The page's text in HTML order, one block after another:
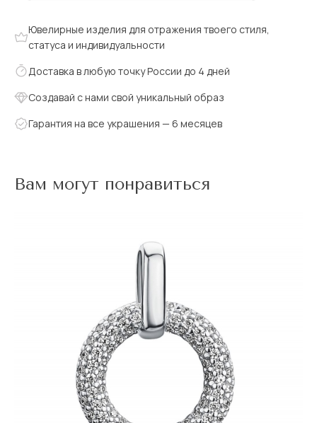
Ювелирные изделия для отражения твоего стиля,
статуса и индивидуальности
Доставка в любую точку России до 4 дней
Создавай с нами свой уникальный образ
Гарантия на все украшения — 6 месяцев
Вам могут понравиться